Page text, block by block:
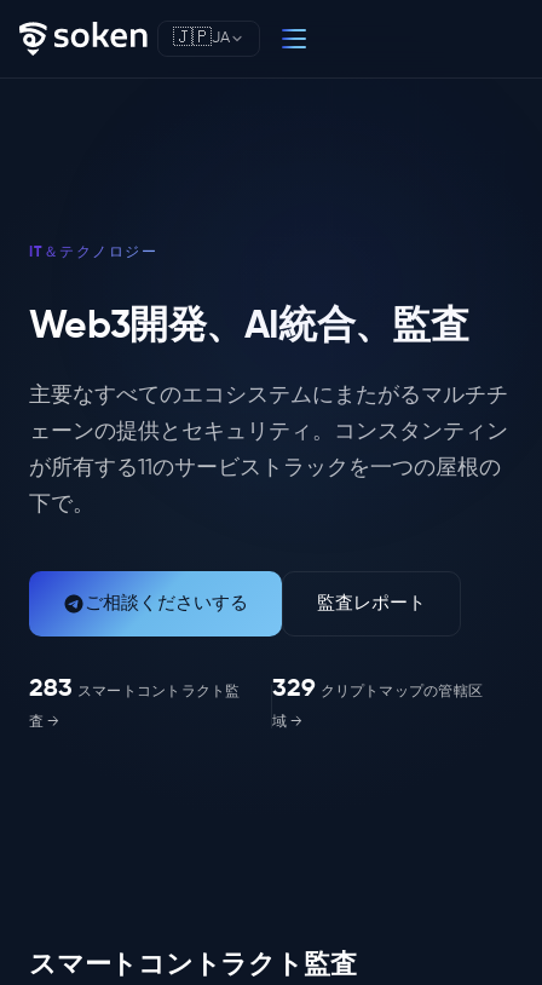
🇯🇵JA
IT＆テクノロジー
Web3開発、AI統合、監査
主要なすべてのエコシステムにまたがるマルチチ
ェーンの提供とセキュリティ。コンスタンティン
が所有する11のサービストラックを一つの屋根の
下で。
ご相談くださいする 監査レポート
283 スマートコントラクト監
査→
329 クリプトマップの管轄区
域 →
スマートコントラクト監査